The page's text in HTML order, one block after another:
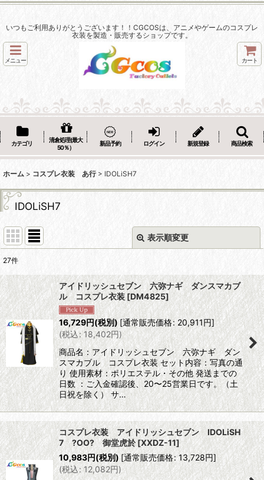
いつもご利用ありがとうございます！！CGCOSは、アニメやゲームのコスプレ
衣装を製造・販売するショップです。
メニュー カート
カテゴリ
清倉処理(最大
50％）
新品予約 ログイン 新規登録 商品検索
ホーム > コスプレ衣装 あ行 > IDOLiSH7
IDOLiSH7
表示順変更
並び順:
絞り込む
27件
アイドリッシュセブン 六弥ナギ ダンスマカブ
ル コスプレ衣装[DM4825]
16,729円(税別) [通常販売価格: 20,911円]
(税込: 18,402円)
商品名：アイドリッシュセブン 六弥ナギ ダン
スマカブル コスプレ衣装 セット内容：写真の通
り 使用素材：ポリエステル・その他 発送までの
日数 ：ご入金確認後、20〜25営業日です。（土
日祝を除く） サ…
コスプレ衣装 アイドリッシュセブン IDOLiSH
7 ?OO? 御堂虎於 [XXDZ-11]
10,983円(税別)[通常販売価格: 13,728円]
(税込: 12,082円)